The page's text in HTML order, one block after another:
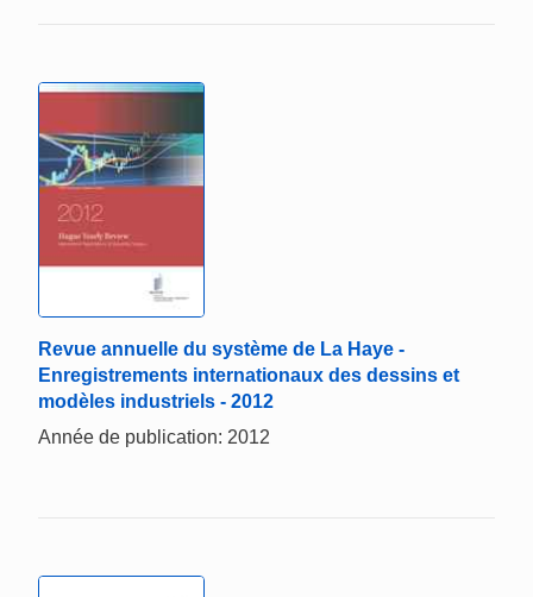
Revue annuelle du système de La Haye -
Enregistrements internationaux des dessins et
modèles industriels - 2012
Année de publication: 2012